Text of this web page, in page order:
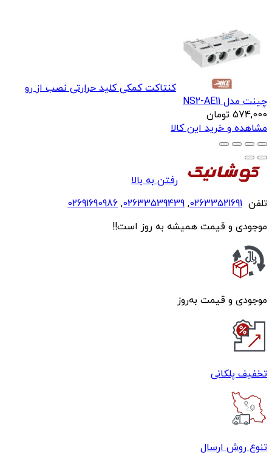
کنتاکت کمکی کلید حرارتی نصب از رو
چینت مدل NS2-AE11
574,000 تومان
مشاهده و خرید این کالا
رفتن به بالا
تلفن 02633521691
,
02633539439
,
02691690986
موجودی و قیمت همیشه به روز است!!
موجودی و قیمت به‌روز
تخفیف پلکانی
تنوع روش ارسال